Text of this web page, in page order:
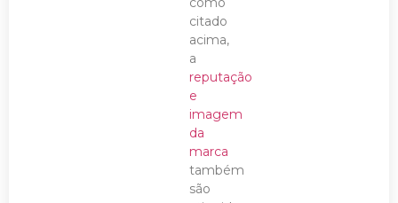
citado
acima,
a
reputação
e
imagem
da
marca
também
são